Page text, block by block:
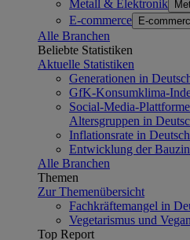
Metall & Elektronik
E-commerce E-
Alle Branchen
Beliebte Statistiken
Aktuelle Statistiken
Generationen in
GfK-Konsumklima-
Social-Media-
Altersgruppen in
Inflationsrate in
Entwicklung der
Alle Branchen
Themen
Zur Themenübersicht
Fachkräftemangel in
Vegetarismus und
Top Report